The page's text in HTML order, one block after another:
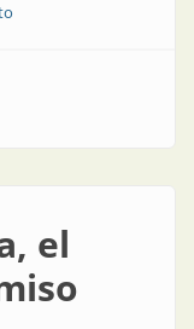
los interruptores
el